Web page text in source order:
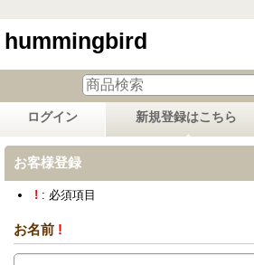
hummingbird
ログイン 新規登録はこちら
お客様登録
! : 必須項目
お名前 !